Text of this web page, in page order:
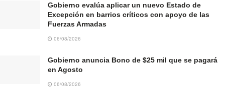
Gobierno evalúa aplicar un nuevo Estado de
Excepción en barrios críticos con apoyo de las
Fuerzas Armadas
06/08/2026
Gobierno anuncia Bono de $25 mil que se pagará
en Agosto
06/08/2026